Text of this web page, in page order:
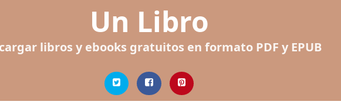
Un Libro
libros y ebooks gratuitos en formato PDF y EPUB